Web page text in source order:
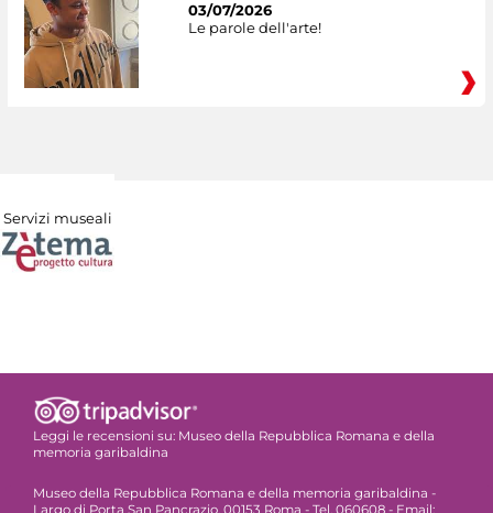
03/07/2026
Le parole dell'arte!
Servizi museali
Leggi le recensioni su: Museo della Repubblica Romana e della
memoria garibaldina
Museo della Repubblica Romana e della memoria garibaldina -